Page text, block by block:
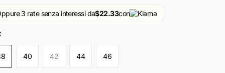
3 rate senza interessi da$22.33con
40 42 44 46